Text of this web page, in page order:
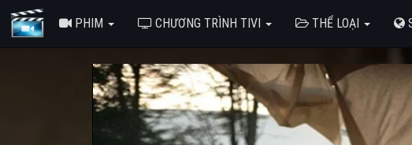
PHIM CHƯƠNG TRÌNH TIVI THỂ LOẠI